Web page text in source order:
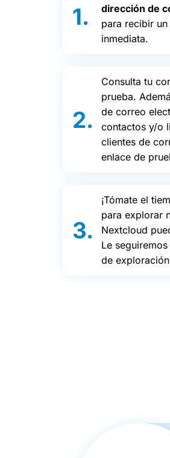
dirección de
para recibir
inmediata.
Consulta tu
prueba.
de correo
contactos y/o
clientes de
enlace de
¡Tómate el
para explorar
Nextcloud
Le
de